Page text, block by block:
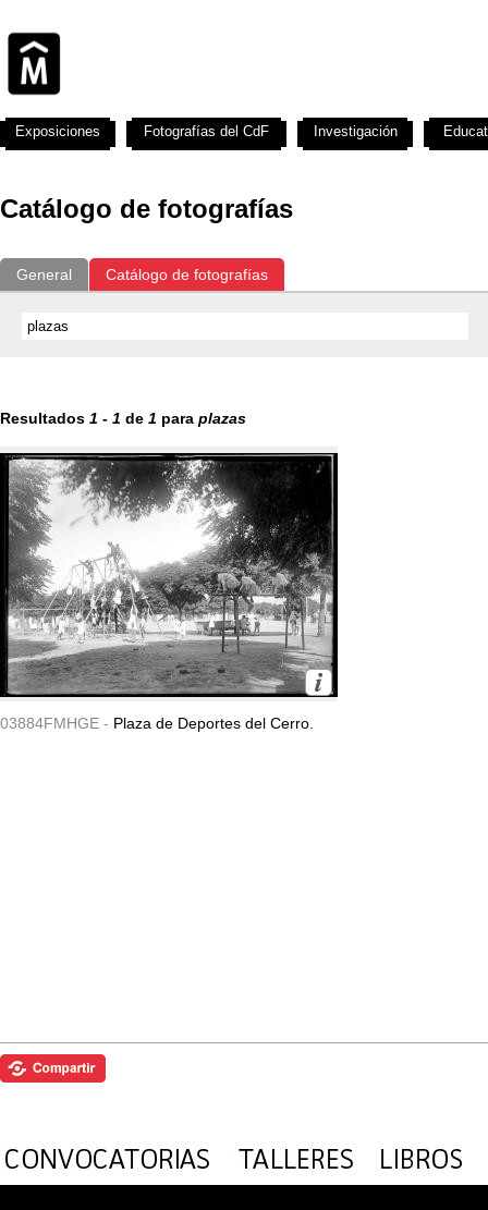
Catálogo de fotografías
General Catálogo de fotografías
Resultados 1 - 1 de 1 para plazas
03884FMHGE - Plaza de Deportes del Cerro.
Exposiciones Fotografías del CdF Investigación